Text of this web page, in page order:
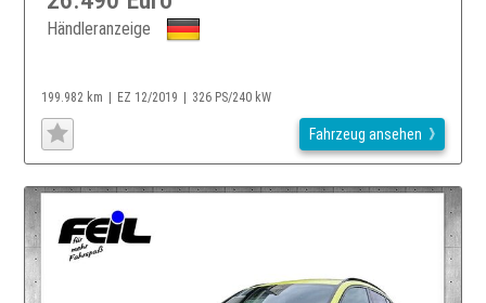
Händleranzeige
199.982 km EZ 12/2019 326 PS/240 kW
Fahrzeug ansehen